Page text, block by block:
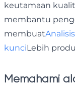
keutamaan
membantu
membuat
kunciLebih
Memahami